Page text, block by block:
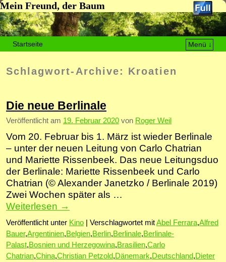
Mein Freund, der Baum
Startseite
Menü ↓
Schlagwort-Archive: Kroatien
Die neue Berlinale
Veröffentlicht am 19. Februar 2020 von Roger Weil
Vom 20. Februar bis 1. März ist wieder Berlinale
– unter der neuen Leitung von Carlo Chatrian
und Mariette Rissenbeek. Das neue Leitungsduo
der Berlinale: Mariette Rissenbeek und Carlo
Chatrian (© Alexander Janetzko / Berlinale 2019)
Zwei Wochen später als …
Weiterlesen →
Veröffentlicht unter Kino Verschlagwortet mitAbel Ferrara,Alfred
Bauer,Argentinien,Belgien,Berlin,Berlinale,Berlinale-
Palast,Bosnien und Herzegowina,Brasilien,Carlo
Chatrian,China,Christian Petzold,Dänemark,Deutschland,Dieter